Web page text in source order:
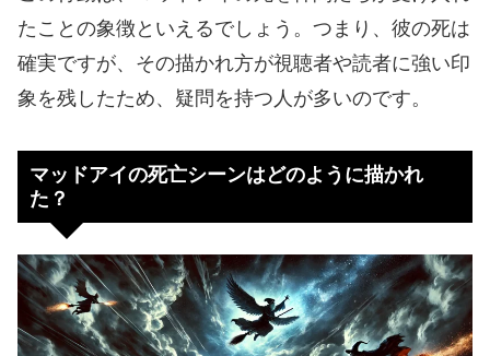
たことの象徴といえるでしょう。つまり、彼の死は
確実ですが、その描かれ方が視聴者や読者に強い印
象を残したため、疑問を持つ人が多いのです。
マッドアイの死亡シーンはどのように描かれ
た？